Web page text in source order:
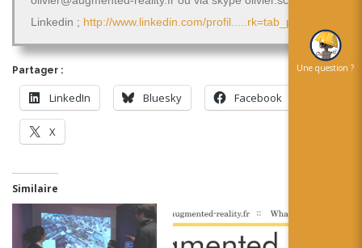
Linkedin ; http://www.linkedin.com/profil.....rk=tab_pro
Partager :
LinkedIn Bluesky Facebook
X
Similaire
Une question ?